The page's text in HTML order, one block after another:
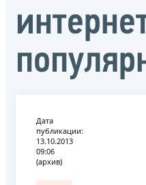
Дата
публикации:
13.10.2013
09:06
(архив)